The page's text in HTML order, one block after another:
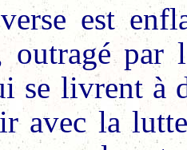
est
outragé par
se livrent à
avec la